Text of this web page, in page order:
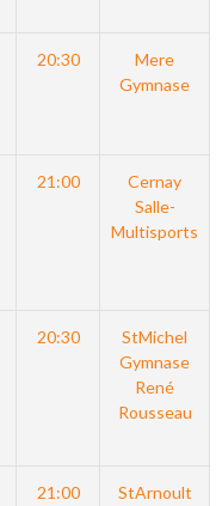
20:30
Mere
Gymnase
21:00
Cernay
Salle-
Multisports
20:30
StMichel
Gymnase
René
Rousseau
21:00
StArnoult